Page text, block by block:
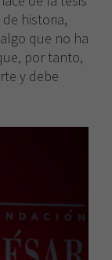
historia,
que no ha
por tanto,
y debe